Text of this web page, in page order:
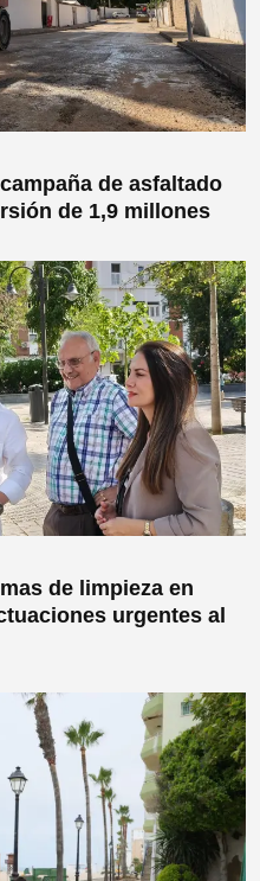
de asfaltado
de 1,9 millones
de limpieza en
urgentes al